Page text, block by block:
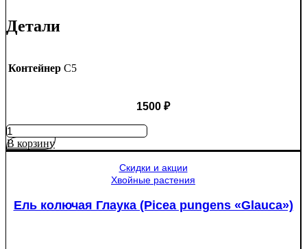
Детали
Контейнер C5
1500 ₽
Количество
товара
Яблоня
В корзину
Скидки и акции
Хвойные растения
Ель колючая Глаука (Picea pungens «Glauca»)